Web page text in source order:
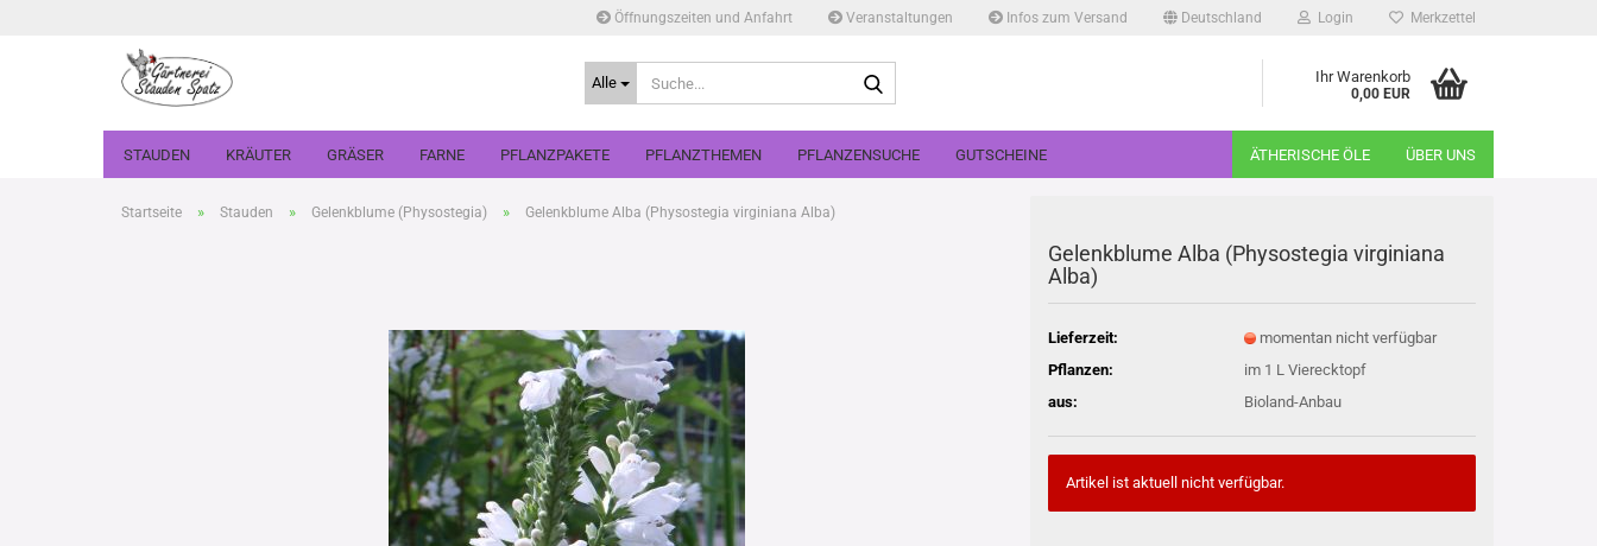
Öffnungszeiten und Anfahrt Veranstaltungen Infos zum Versand Deutschland Login Merkzettel
Alle Ihr Warenkorb
0,00 EUR
STAUDEN KRÄUTER GRÄSER FARNE PFLANZPAKETE PFLANZTHEMEN PFLANZENSUCHE GUTSCHEINE ÄTHERISCHE ÖLE ÜBER UNS
Startseite » Stauden » Gelenkblume (Physostegia) » Gelenkblume Alba (Physostegia virginiana Alba)
Gelenkblume Alba (Physostegia virginiana
Alba)
Lieferzeit:
momentan nicht verfügbar
Pflanzen:
im 1 L Vierecktopf
aus:
Bioland-Anbau
Artikel ist aktuell nicht verfügbar.